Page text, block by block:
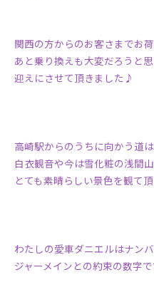
関西の方からのお客さまでお
あと乗り換えも大変だろうと
迎えにさせて頂きました♪
高崎駅からのうちに向かう道は
白衣観音や今は雪化粧の浅間
とても素晴らしい景色を観て
わたしの愛車ダニエルはナン
ジャーメインとの約束の数字で